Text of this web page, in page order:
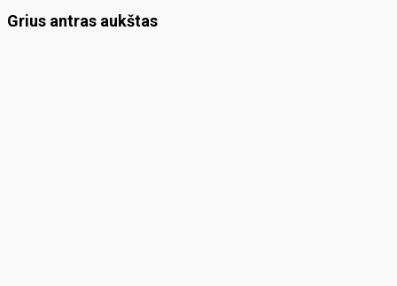
Grius antras aukštas